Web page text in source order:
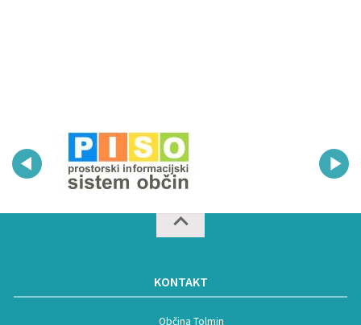
KONTAKT
Občina Tolmin